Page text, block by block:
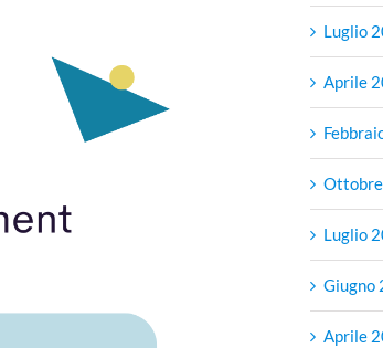
Luglio
Aprile
Luglio
Giugno
Aprile